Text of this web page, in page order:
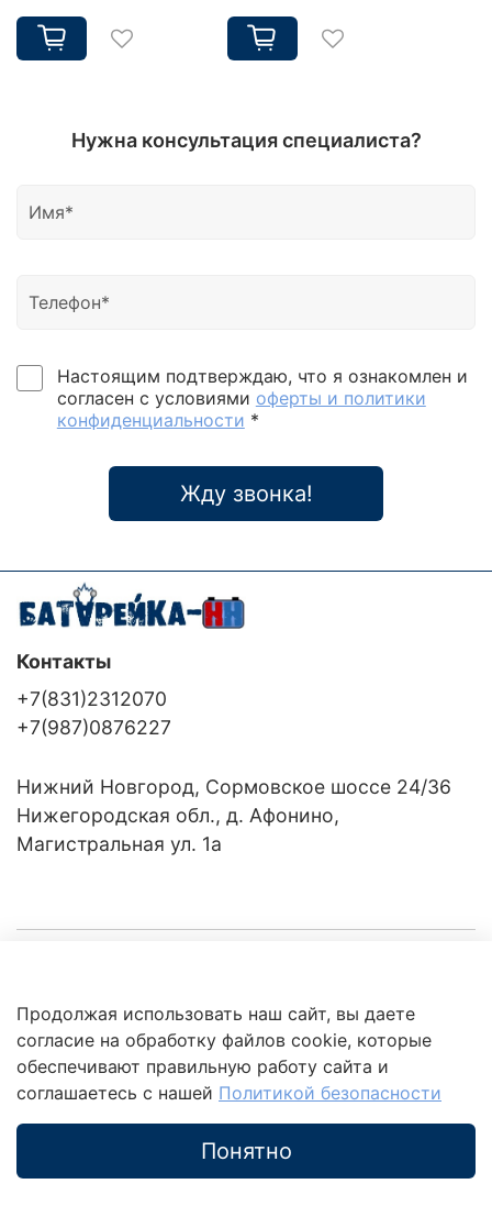
Нужна консультация специалиста?
Настоящим подтверждаю, что я ознакомлен и
согласен с условиями оферты и политики
конфиденциальности *
Жду звонка!
Клиентам
Это интересно
Контакты
+7(831)2312070
+7(987)0876227
Нижний Новгород, Сормовское шоссе 24/36
Нижегородская обл., д. Афонино,
Магистральная ул. 1а
Продолжая использовать наш сайт, вы даете
согласие на обработку файлов cookie, которые
обеспечивают правильную работу сайта и
соглашаетесь с нашей Политикой безопасности
Понятно
обработки